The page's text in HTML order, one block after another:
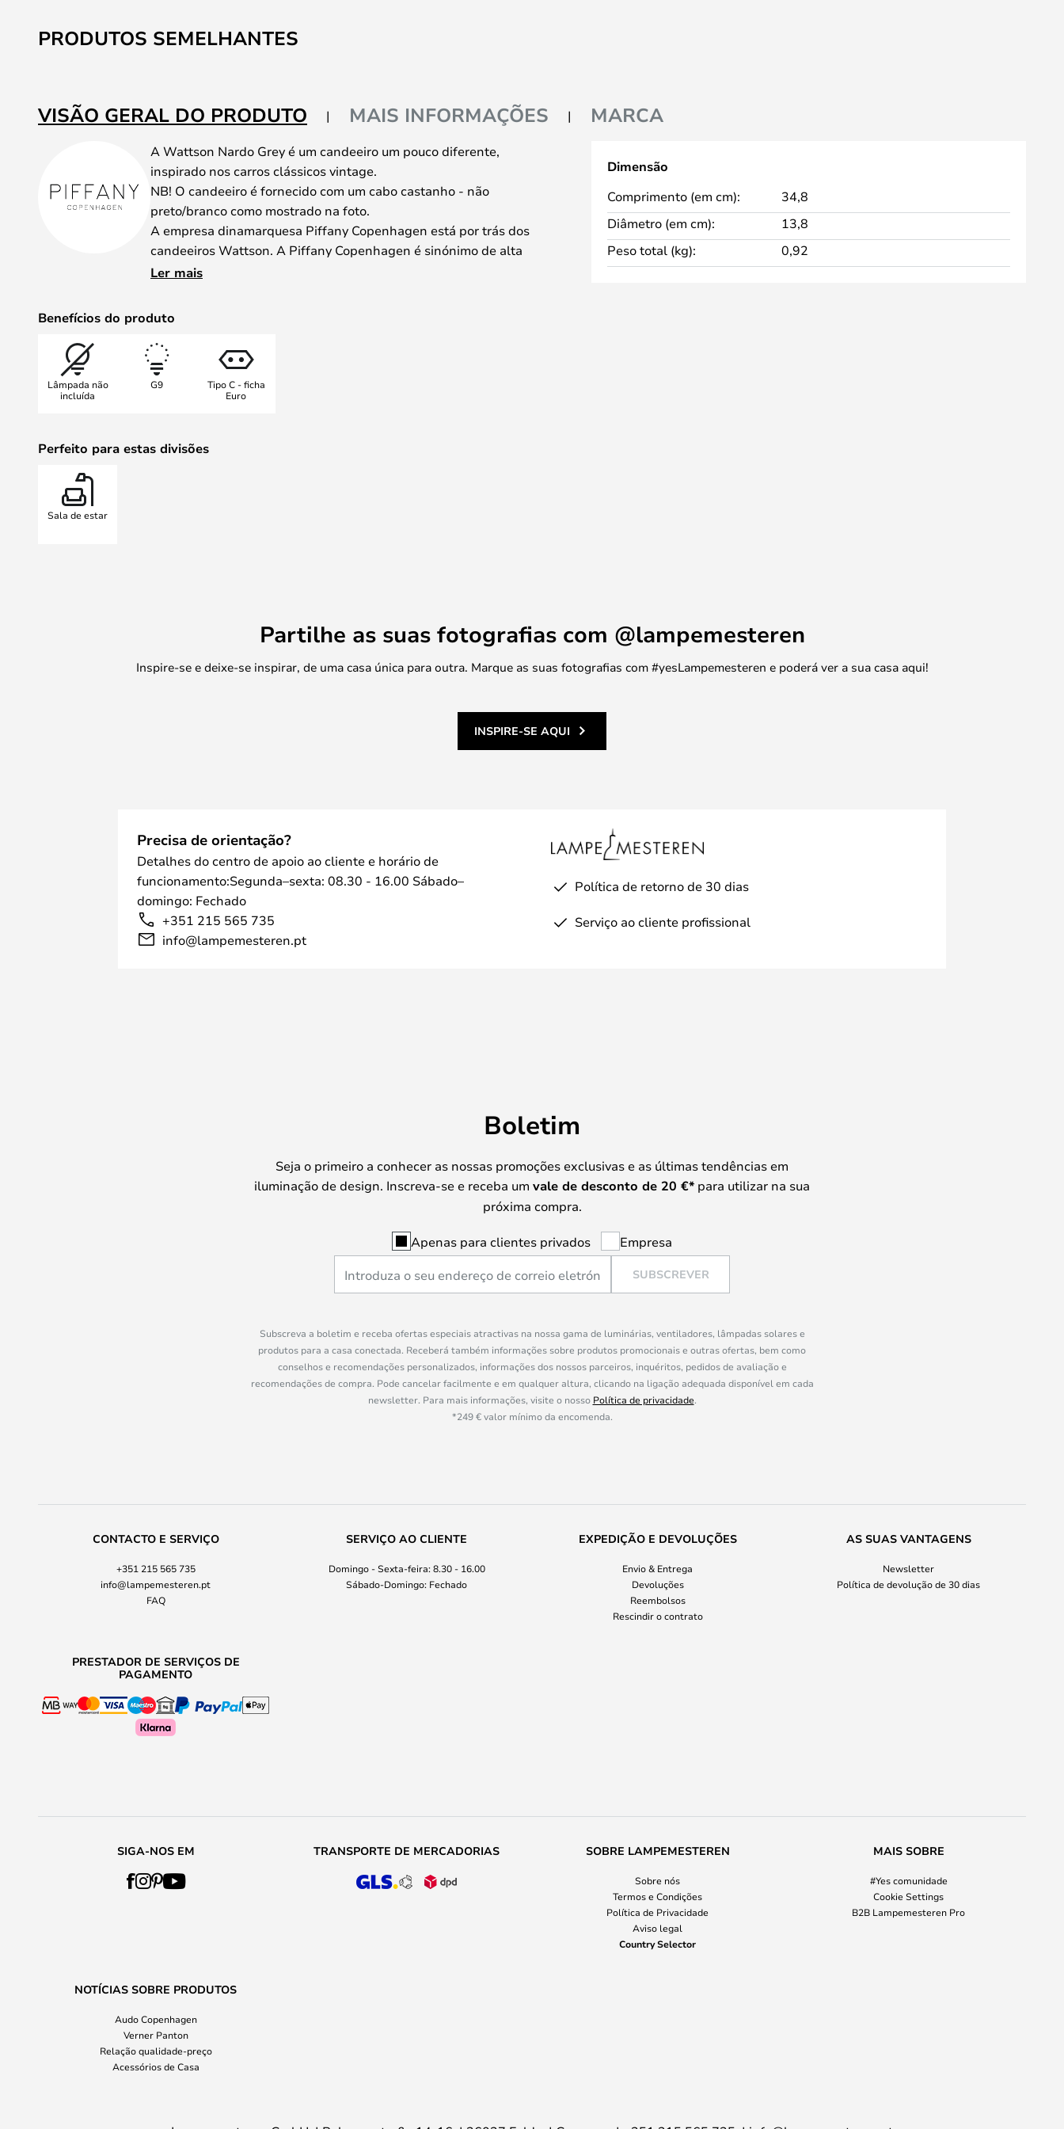
PRODUTOS SEMELHANTES
VISÃO GERAL DO PRODUTO MAIS INFORMAÇÕES MARCA
A Wattson Nardo Grey é um candeeiro um pouco diferente,
inspirado nos carros clássicos vintage.
NB! O candeeiro é fornecido com um cabo castanho - não
preto/branco como mostrado na foto.
A empresa dinamarquesa Piffany Copenhagen está por trás dos
candeeiros Wattson. A Piffany Copenhagen é sinónimo de alta
qualidade e produção sustentável. O objetivo da Piffany é trazer
exemplo disso.
Ler mais
Benefícios do produto
Lâmpada não
incluída
G9
Tipo C - ficha
Euro
Perfeito para estas divisões
Sala de estar
Dimensão
Comprimento (em cm):
34,8
Diâmetro (em cm):
13,8
Peso total (kg):
0,92
Partilhe as suas fotografias com @lampemesteren
Inspire-se e deixe-se inspirar, de uma casa única para outra. Marque as suas fotografias com #yesLampemesteren e poderá ver a sua casa aqui!
INSPIRE-SE AQUI
Precisa de orientação?
Detalhes do centro de apoio ao cliente e horário de
funcionamento:Segunda–sexta: 08.30 - 16.00 Sábado–
domingo: Fechado
+351 215 565 735
info@lampemesteren.pt
Política de retorno de 30 dias
Serviço ao cliente profissional
Boletim
Seja o primeiro a conhecer as nossas promoções exclusivas e as últimas tendências em
iluminação de design. Inscreva-se e receba um vale de desconto de 20 €* para utilizar na sua
próxima compra.
Apenas para clientes privados Empresa
SUBSCREVER
Subscreva a boletim e receba ofertas especiais atractivas na nossa gama de luminárias, ventiladores, lâmpadas solares e
produtos para a casa conectada. Receberá também informações sobre produtos promocionais e outras ofertas, bem como
conselhos e recomendações personalizados, informações dos nossos parceiros, inquéritos, pedidos de avaliação e
recomendações de compra. Pode cancelar facilmente e em qualquer altura, clicando na ligação adequada disponível em cada
newsletter. Para mais informações, visite o nosso Política de privacidade.
*249 € valor mínimo da encomenda.
CONTACTO E SERVIÇO
+351 215 565 735
info@lampemesteren.pt
FAQ
SERVIÇO AO CLIENTE
Domingo - Sexta-feira: 8.30 - 16.00
Sábado-Domingo: Fechado
EXPEDIÇÃO E DEVOLUÇÕES
Envio & Entrega
Devoluções
Reembolsos
Rescindir o contrato
AS SUAS VANTAGENS
Newsletter
Política de devolução de 30 dias
PRESTADOR DE SERVIÇOS DE
PAGAMENTO
SIGA-NOS EM TRANSPORTE DE MERCADORIAS SOBRE LAMPEMESTEREN
Sobre nós
Termos e Condições
Política de Privacidade
Aviso legal
Country Selector
MAIS SOBRE
#Yes comunidade
Cookie Settings
B2B Lampemesteren Pro
NOTÍCIAS SOBRE PRODUTOS
Audo Copenhagen
Verner Panton
Relação qualidade-preço
Acessórios de Casa